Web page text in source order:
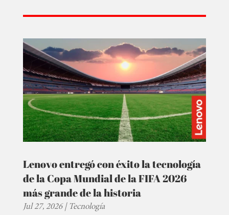
Lenovo entregó con éxito la tecnología
de la Copa Mundial de la FIFA 2026
más grande de la historia
Jul 27, 2026|Tecnología